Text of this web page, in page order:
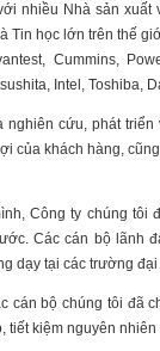
nhiều Nhà sản
học lớn trên thế
Cummins,
Intel, Toshiba,
nghiên cứu, phát
của khách hàng,
Công ty chúng
Các cán bộ lãnh
dạy tại các trường
cán bộ chúng tôi đã
tiết kiệm nguyên